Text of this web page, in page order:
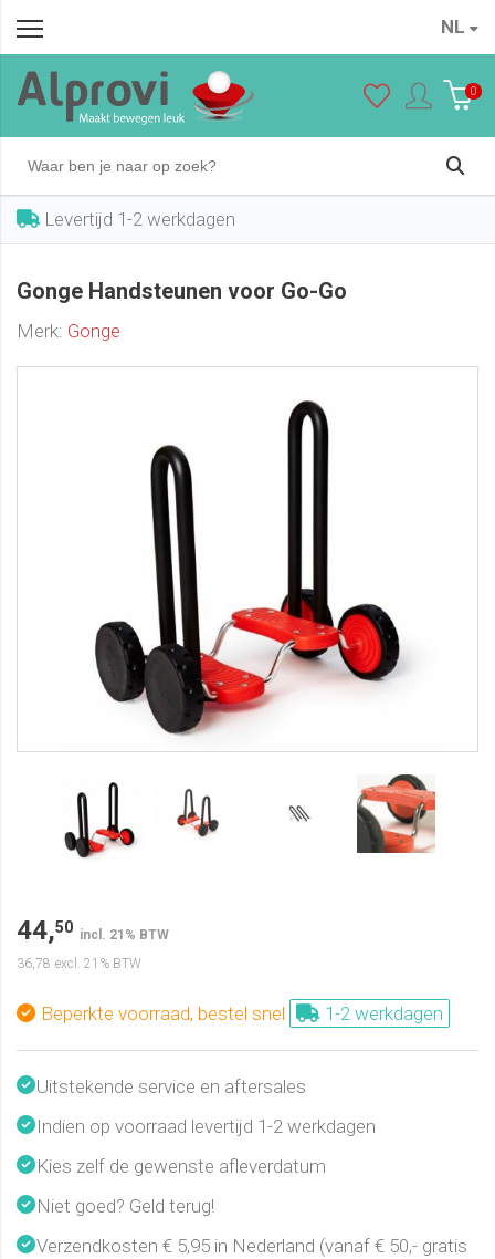
NL
0
Levertijd 1-2 werkdagen
Gonge Handsteunen voor Go-Go
Merk: Gonge
44,50 incl. 21% BTW
36,78 excl. 21% BTW
Beperkte voorraad, bestel snel 1-2 werkdagen
Uitstekende service en aftersales
Indien op voorraad levertijd 1-2 werkdagen
Kies zelf de gewenste afleverdatum
Niet goed? Geld terug!
Verzendkosten € 5,95 in Nederland (vanaf € 50,- gratis
€ 44,50